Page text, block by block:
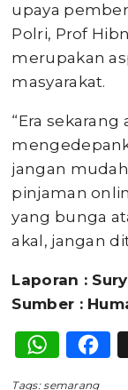
upaya
Polri, Prof
merupakan
masyarakat.
“Era sekarang
jangan
pinjaman
yang bunga
akal, jangan
Laporan :
Sumber :
Tags:semarang